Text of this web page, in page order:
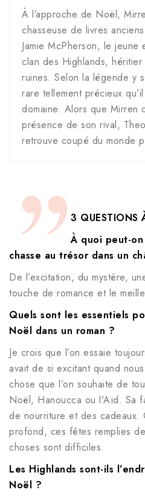
À l’approche de Noël,
chasseuse de livres
Jamie McPherson, le jeune
clan des Highlands, héritier
ruines. Selon la légende y
rare tellement précieux
domaine. Alors que Mirren
présence de son rival,
retrouve coupé du monde
3 QUESTIONS
À quoi peut-
chasse au trésor dans un
De l’excitation, du mystère,
touche de romance et le
Quels sont les essentiels
Noël dans un roman ?
Je crois que l’on essaie
avait de si excitant quand
chose que l’on souhaite de
Noël, Hanoucca ou l'Aïd. Sa
de nourriture et des cadeaux.
profond, ces fêtes remplies
choses sont difficiles.
Les Highlands sont-ils
Noël ?